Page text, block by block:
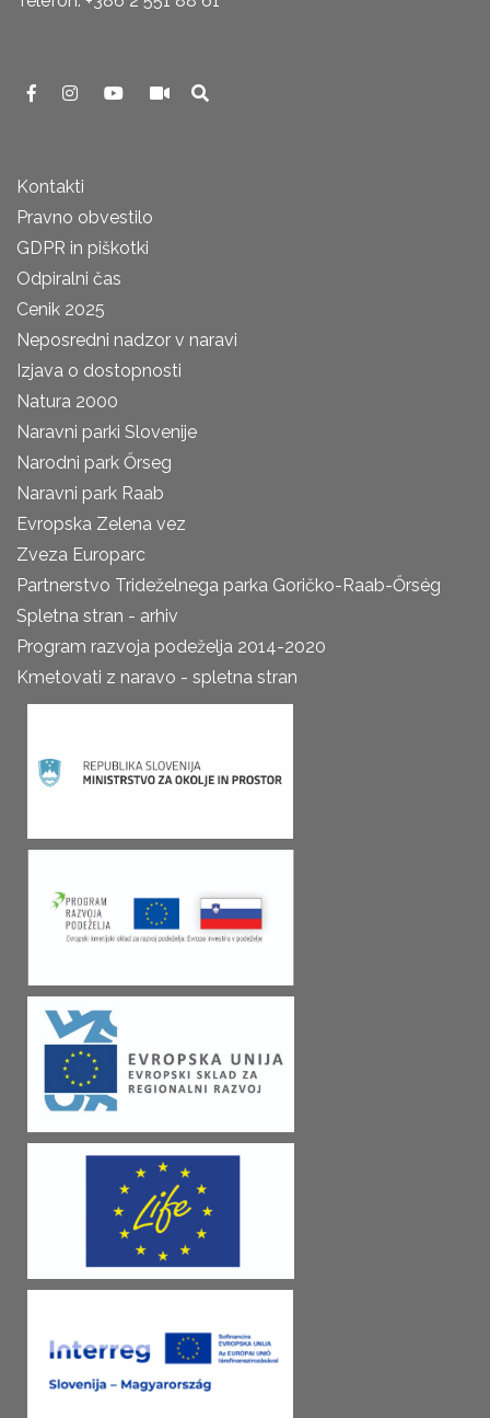
Kontakti
Pravno obvestilo
GDPR in piškotki
Odpiralni čas
Cenik 2025
Neposredni nadzor v naravi
Izjava o dostopnosti
Natura 2000
Naravni parki Slovenije
Narodni park Őrseg
Naravni park Raab
Evropska Zelena vez
Zveza Europarc
Partnerstvo Trideželnega parka Goričko-Raab-Őrség
Spletna stran - arhiv
Program razvoja podeželja 2014-2020
Kmetovati z naravo - spletna stran